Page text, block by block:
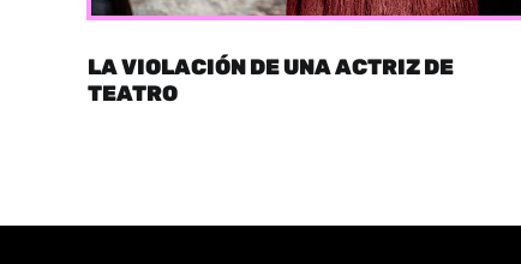
LA VIOLACIÓN DE UNA ACTRIZ DE
TEATRO